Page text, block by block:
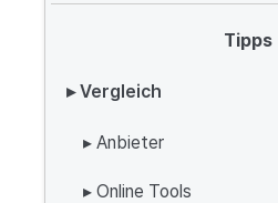
Tipps
▸ Vergleich
▸ Anbieter
▸ Online Tools